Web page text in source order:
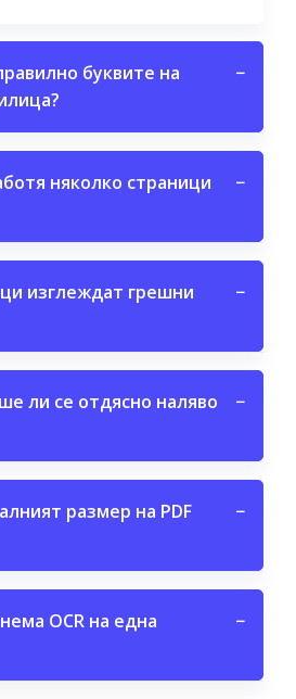
буквите на
−
няколко страници
−
изглеждат грешни
−
ли се отдясно наляво
−
размер на PDF
−
OCR на една
−